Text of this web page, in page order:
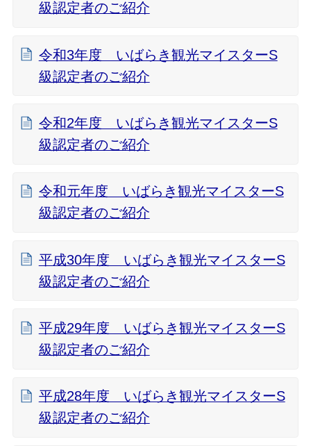
級認定者のご紹介
令和3年度 いばらき観光マイスターS
級認定者のご紹介
令和2年度 いばらき観光マイスターS
級認定者のご紹介
令和元年度 いばらき観光マイスターS
級認定者のご紹介
平成30年度 いばらき観光マイスターS
級認定者のご紹介
平成29年度 いばらき観光マイスターS
級認定者のご紹介
平成28年度 いばらき観光マイスターS
級認定者のご紹介